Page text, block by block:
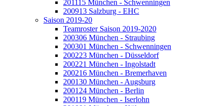
201115 München - Schwenningen
200913 Salzburg - EHC
Saison 2019-20
Teamroster Saison 2019-2020
200306 München - Straubing
200301 München - Schwenningen
200223 München - Düsseldorf
200221 München - Ingolstadt
200216 München - Bremerhaven
200130 München - Augsburg
200124 München - Berlin
200119 München - Iserlohn